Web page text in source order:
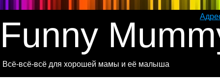
Funny
Всё-всё-всё для хорошей мамы и её малыша